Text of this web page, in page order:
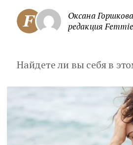
Оксана
редакция Femmie
Найдете ли вы себя в